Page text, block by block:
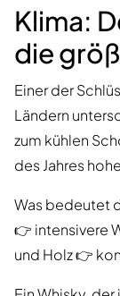
Klima:
die
Einer der
Ländern
zum kühlen
des Jahres
Was bedeutet
👉 intensivere
und Holz 👉